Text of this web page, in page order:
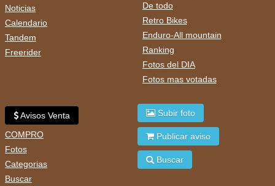
Noticias
Calendario
Tandem
Freerider
De todo
Retro Bikes
Enduro-All mountain
Ranking
Fotos del DIA
Fotos mas votadas
Avisos Venta
COMPRO
Fotos
Categorias
Buscar
Subir foto
Publicar aviso
Buscar